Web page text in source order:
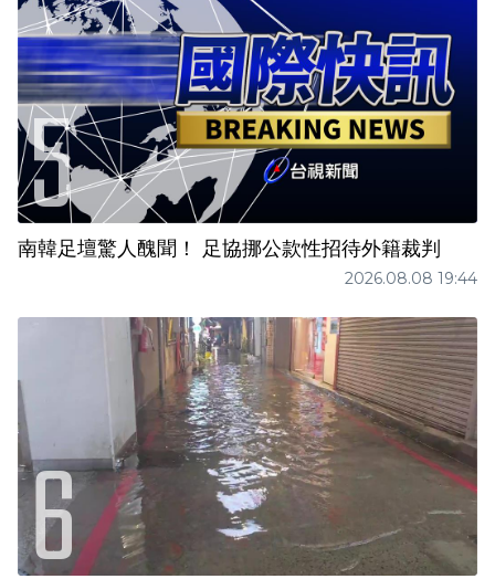
南韓足壇驚人醜聞！ 足協挪公款性招待外籍裁判
2026.08.08 19:44